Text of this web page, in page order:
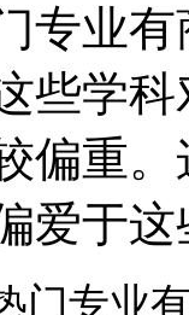
专业
些学
偏重
爱于
专业有